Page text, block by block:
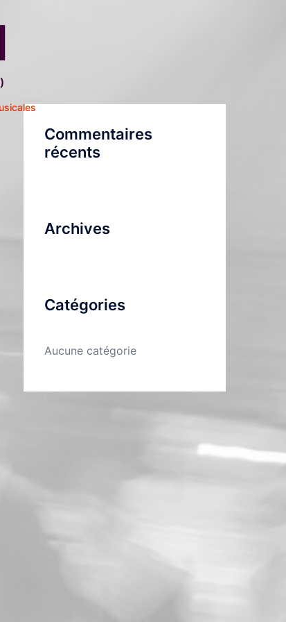
Commentaires
récents
Archives
Catégories
Aucune catégorie